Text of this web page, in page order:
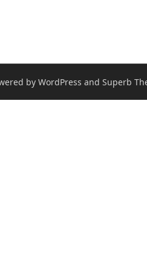
by WordPress and Superb